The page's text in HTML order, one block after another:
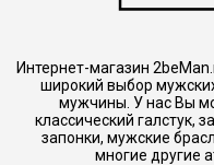
Интернет-магазин
широкий выбор
мужчины. У нас Вы
классический галстук,
запонки, мужские
многие другие